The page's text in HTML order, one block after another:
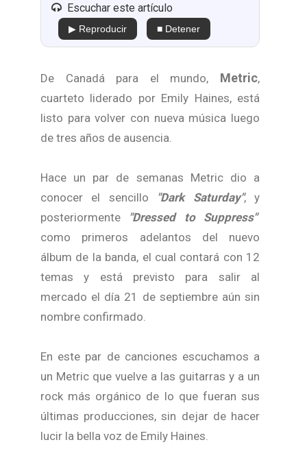
Escuchar este artículo
▶ Reproducir ■ Detener
De Canadá para el mundo, Metric,
cuarteto liderado por Emily Haines, está
listo para volver con nueva música luego
de tres años de ausencia.
Hace un par de semanas Metric dio a
conocer el sencillo "Dark Saturday", y
posteriormente "Dressed to Suppress"
como primeros adelantos del nuevo
álbum de la banda, el cual contará con 12
temas y está previsto para salir al
mercado el día 21 de septiembre aún sin
nombre confirmado.
En este par de canciones escuchamos a
un Metric que vuelve a las guitarras y a un
rock más orgánico de lo que fueran sus
últimas producciones, sin dejar de hacer
lucir la bella voz de Emily Haines.